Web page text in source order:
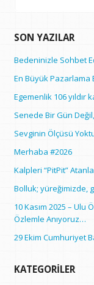
SON YAZILAR
Bedeninizle Sohbet
En Büyük Pazarlama
Egemenlik 106 yıldır
Senede Bir Gün
Sevginin Ölçüsü
Merhaba #2026
Kalpleri “PitPit”
Bolluk; yüreğimizde,
10 Kasım 2025 – Ulu
Özlemle Anıyoruz…
29 Ekim Cumhuriyet
KATEGORILER